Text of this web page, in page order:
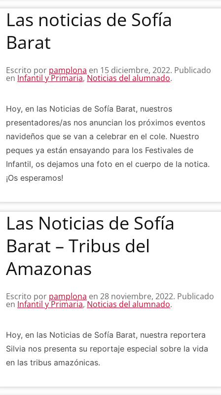
Las noticias de Sofía
Barat
Escrito por pamplona en 15 diciembre, 2022. Publicado
en Infantil y Primaria, Noticias del alumnado.
Hoy, en las Noticias de Sofía Barat, nuestros
presentadores/as nos anuncian los próximos eventos
navideños que se van a celebrar en el cole. Nuestro
peques ya están ensayando para los Festivales de
Infantil, os dejamos una foto en el cuerpo de la notica.
¡Os esperamos!
Las Noticias de Sofía
Barat – Tribus del
Amazonas
Escrito por pamplona en 28 noviembre, 2022. Publicado
en Infantil y Primaria, Noticias del alumnado.
Hoy, en las Noticias de Sofía Barat, nuestra reportera
Silvia nos presenta su reportaje especial sobre la vida
en las tribus amazónicas.